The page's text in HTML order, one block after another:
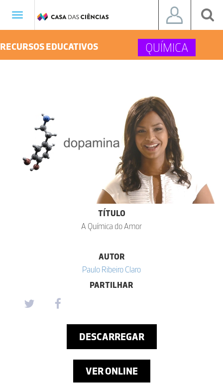
Toggle
RECURSOS EDUCATIVOS QUÍMICA
TÍTULO
A Química do Amor
AUTOR
Paulo Ribeiro Claro
PARTILHAR
DESCARREGAR
VER ONLINE